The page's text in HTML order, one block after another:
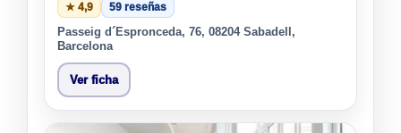
★ 4,9 59 reseñas
Passeig d´Espronceda, 76, 08204 Sabadell,
Barcelona
Ver ficha